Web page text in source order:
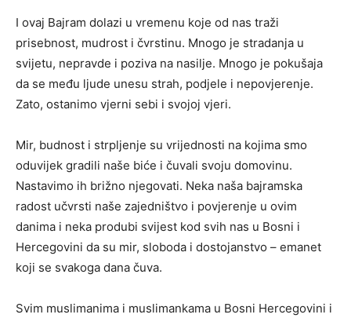
I ovaj Bajram dolazi u vremenu koje od nas traži
prisebnost, mudrost i čvrstinu. Mnogo je stradanja u
svijetu, nepravde i poziva na nasilje. Mnogo je pokušaja
da se među ljude unesu strah, podjele i nepovjerenje.
Zato, ostanimo vjerni sebi i svojoj vjeri.
Mir, budnost i strpljenje su vrijednosti na kojima smo
oduvijek gradili naše biće i čuvali svoju domovinu.
Nastavimo ih brižno njegovati. Neka naša bajramska
radost učvrsti naše zajedništvo i povjerenje u ovim
danima i neka produbi svijest kod svih nas u Bosni i
Hercegovini da su mir, sloboda i dostojanstvo – emanet
koji se svakoga dana čuva.
Svim muslimanima i muslimankama u Bosni Hercegovini i